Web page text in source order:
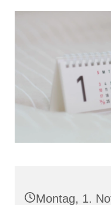
Montag, 1.